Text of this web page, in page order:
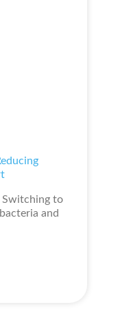
Switching to
and